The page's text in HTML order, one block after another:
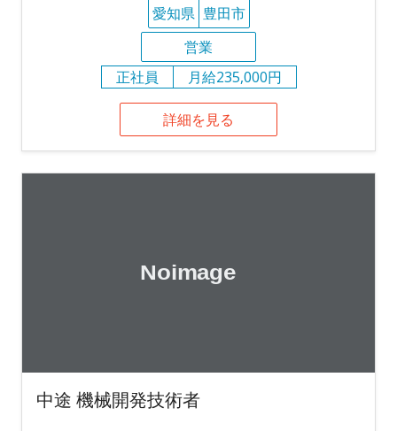
愛知県 豊田市
営業
正社員
月給235,000円
詳細を見る
中途 機械開発技術者